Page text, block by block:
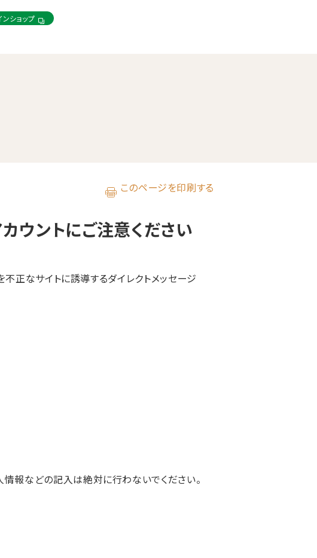
ンショップ
ウントにご注意ください
このページを印刷する
正なサイトに誘導するダイレクトメッセージ
情報などの記入は絶対に行わないでください。